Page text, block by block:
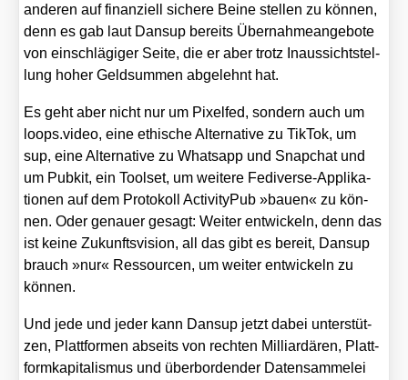
ande­ren auf finan­zi­ell siche­re Bei­ne stel­len zu kön­nen,
denn es gab laut Dan­sup bereits Über­nah­me­an­ge­bo­te
von ein­schlä­gi­ger Sei­te, die er aber trotz Inaus­sichts­tel­
lung hoher Geld­sum­men abge­lehnt hat.
Es geht aber nicht nur um Pixel­fed, son­dern auch um
loops​.video, eine ethi­sche Alter­na­ti­ve zu Tik­Tok, um
sup, eine Alter­na­ti­ve zu Whats­app und Snap­chat und
um Pubkit, ein Tool­set, um wei­te­re Fedi­ver­se-Appli­ka­
tio­nen auf dem Pro­to­koll Acti­vi­ty­Pub »bau­en« zu kön­
nen. Oder genau­er gesagt: Wei­ter ent­wi­ckeln, denn das
ist kei­ne Zukunfts­vi­si­on, all das gibt es bereit, Dan­sup
brauch »nur« Res­sour­cen, um wei­ter ent­wi­ckeln zu
kön­nen.
Und jede und jeder kann Dan­sup jetzt dabei unter­stüt­
zen, Platt­for­men abseits von rech­ten Mil­li­ar­dä­ren, Platt­
form­ka­pi­ta­lis­mus und über­bor­den­der Daten­sam­me­lei